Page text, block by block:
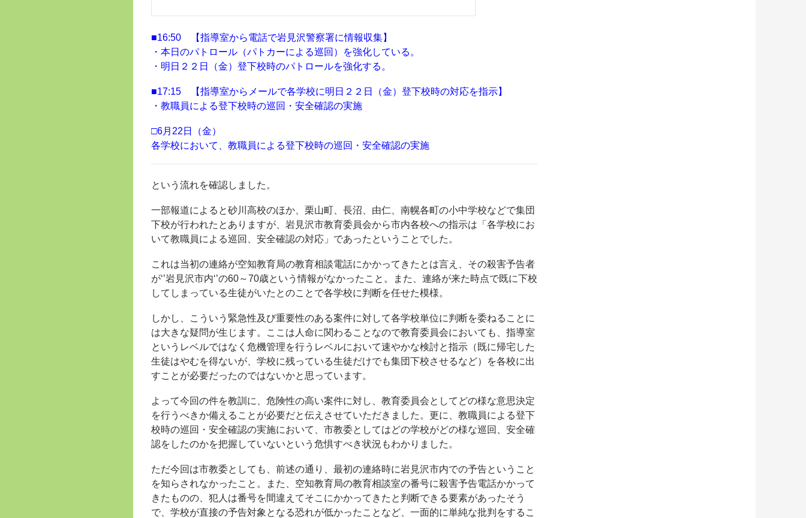
■16:50 【指導室から電話で岩見沢警察署に情報収集】
・本日のパトロール（パトカーによる巡回）を強化している。
・明日２２日（金）登下校時のパトロールを強化する。
■17:15 【指導室からメールで各学校に明日２２日（金）登下校時の対応を指示】
・教職員による登下校時の巡回・安全確認の実施
□6月22日（金）
各学校において、教職員による登下校時の巡回・安全確認の実施
という流れを確認しました。
一部報道によると砂川高校のほか、栗山町、長沼、由仁、南幌各町の小中学校などで集団
下校が行われたとありますが、岩見沢市教育委員会から市内各校への指示は「各学校にお
いて教職員による巡回、安全確認の対応」であったということでした。
これは当初の連絡が空知教育局の教育相談電話にかかってきたとは言え、その殺害予告者
が‘’岩見沢市内‘’の60～70歳という情報がなかったこと。また、連絡が来た時点で既に下校
してしまっている生徒がいたとのことで各学校に判断を任せた模様。
しかし、こういう緊急性及び重要性のある案件に対して各学校単位に判断を委ねることに
は大きな疑問が生じます。ここは人命に関わることなので教育委員会においても、指導室
というレベルではなく危機管理を行うレベルにおいて速やかな検討と指示（既に帰宅した
生徒はやむを得ないが、学校に残っている生徒だけでも集団下校させるなど）を各校に出
すことが必要だったのではないかと思っています。
よって今回の件を教訓に、危険性の高い案件に対し、教育委員会としてどの様な意思決定
を行うべきか備えることが必要だと伝えさせていただきました。更に、教職員による登下
校時の巡回・安全確認の実施において、市教委としてはどの学校がどの様な巡回、安全確
認をしたのかを把握していないという危惧すべき状況もわかりました。
ただ今回は市教委としても、前述の通り、最初の連絡時に岩見沢市内での予告ということ
を知らされなかったこと。また、空知教育局の教育相談室の番号に殺害予告電話かかって
きたものの、犯人は番号を間違えてそこにかかってきたと判断できる要素があったそう
で、学校が直接の予告対象となる恐れが低かったことなど、一面的に単純な批判をするこ